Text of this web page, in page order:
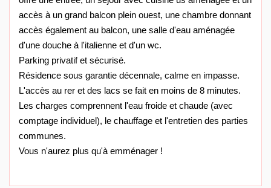
accès à un grand balcon plein ouest, une chambre donnant
accès également au balcon, une salle d'eau aménagée
d'une douche à l'italienne et d'un wc.
Parking privatif et sécurisé.
Résidence sous garantie décennale, calme en impasse.
L'accès au rer et des lacs se fait en moins de 8 minutes.
Les charges comprennent l'eau froide et chaude (avec
comptage individuel), le chauffage et l'entretien des parties
communes.
Vous n'aurez plus qu'à emménager !